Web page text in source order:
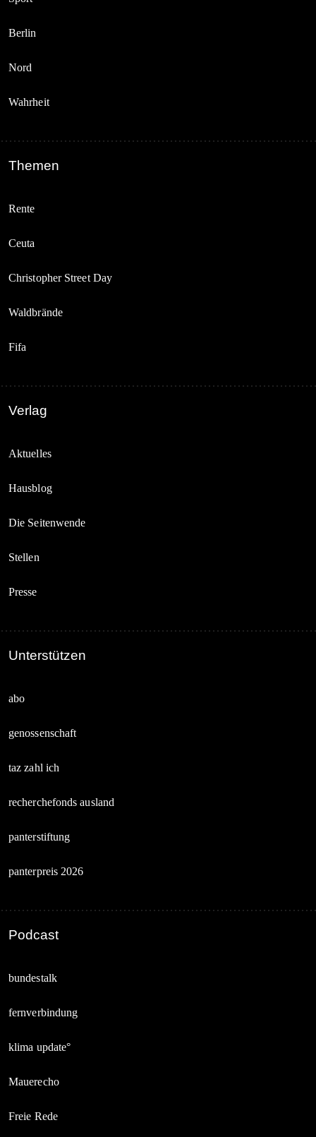
Berlin
Nord
Wahrheit
Themen
Rente
Ceuta
Christopher Street Day
Waldbrände
Fifa
Verlag
Aktuelles
Hausblog
Die Seitenwende
Stellen
Presse
Unterstützen
abo
genossenschaft
taz zahl ich
recherchefonds ausland
panterstiftung
panterpreis 2026
Podcast
bundestalk
fernverbindung
klima update°
Mauerecho
Freie Rede